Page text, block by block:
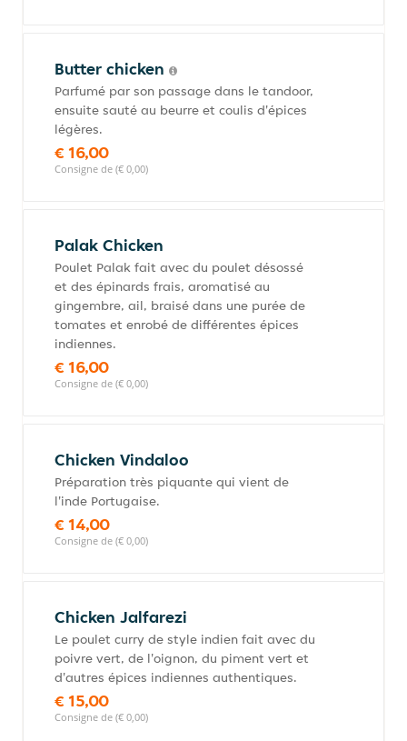
Butter chicken
Parfumé par son passage dans le tandoor,
ensuite sauté au beurre et coulis d'épices
légères.
€ 16,00
Consigne de (€ 0,00)
Palak Chicken
Poulet Palak fait avec du poulet désossé
et des épinards frais, aromatisé au
gingembre, ail, braisé dans une purée de
tomates et enrobé de différentes épices
indiennes.
€ 16,00
Consigne de (€ 0,00)
Chicken Vindaloo
Préparation très piquante qui vient de
l'inde Portugaise.
€ 14,00
Consigne de (€ 0,00)
Chicken Jalfarezi
Le poulet curry de style indien fait avec du
poivre vert, de l'oignon, du piment vert et
d'autres épices indiennes authentiques.
€ 15,00
Consigne de (€ 0,00)